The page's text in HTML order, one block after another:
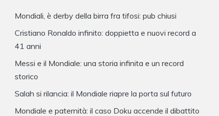
Mondiali, è derby della birra fra tifosi: pub chiusi
Cristiano Ronaldo infinito: doppietta e nuovi record a
41 anni
Messi e il Mondiale: una storia infinita e un record
storico
Salah si rilancia: il Mondiale riapre la porta sul futuro
Mondiale e paternità: il caso Doku accende il dibattito